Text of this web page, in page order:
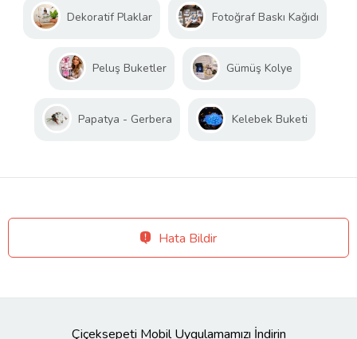
Dekoratif Plaklar Fotoğraf Baskı Kağıdı
Peluş Buketler Gümüş Kolye
Papatya - Gerbera Kelebek Buketi
Hata Bildir
Çiçeksepeti Mobil Uygulamamızı İndirin